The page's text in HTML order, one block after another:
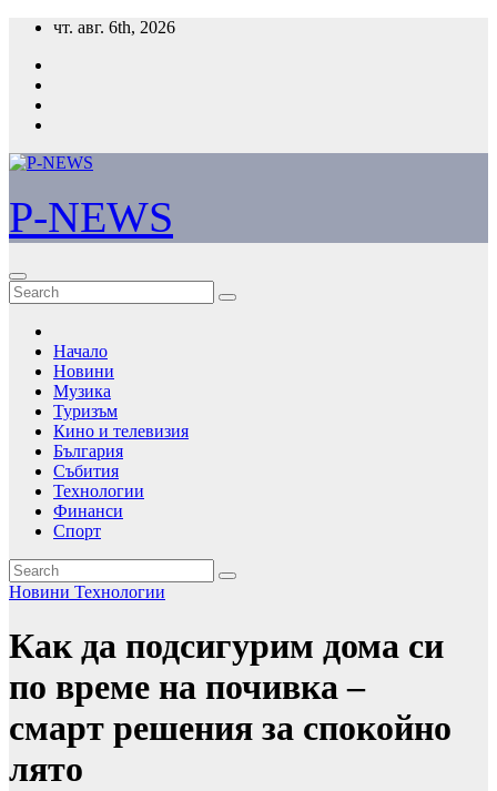
Skip
content
чт. авг. 6th, 2026
P-NEWS
Начало
Новини
Музика
Туризъм
Кино и телевизия
България
Събития
Технологии
Финанси
Спорт
Новини Технологии
Как да подсигурим дома си
по време на почивка –
смарт решения за спокойно
лято